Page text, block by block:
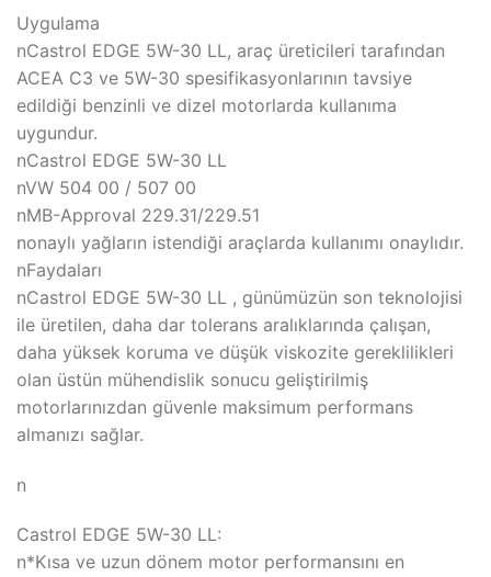
Uygulama
nCastrol EDGE 5W-30 LL, araç üreticileri tarafından
ACEA C3 ve 5W-30 spesifikasyonlarının tavsiye
edildiği benzinli ve dizel motorlarda kullanıma
uygundur.
nCastrol EDGE 5W-30 LL
nVW 504 00 / 507 00
nMB-Approval 229.31/229.51
nonaylı yağların istendiği araçlarda kullanımı onaylıdır.
nFaydaları
nCastrol EDGE 5W-30 LL , günümüzün son teknolojisi
ile üretilen, daha dar tolerans aralıklarında çalışan,
daha yüksek koruma ve düşük viskozite gereklilikleri
olan üstün mühendislik sonucu geliştirilmiş
motorlarınızdan güvenle maksimum performans
almanızı sağlar.
n
Castrol EDGE 5W-30 LL:
n*Kısa ve uzun dönem motor performansını en